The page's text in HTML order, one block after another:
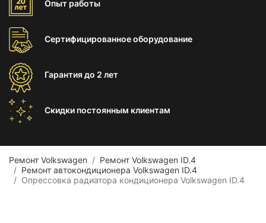
Опыт работы
Сертифицированноеоборудование
Гарантиядо 2 лет
Скидки постоянным клиентам
Ремонт Volkswagen
Ремонт Volkswagen ID.4
Ремонт автокондиционера Volkswagen ID.4
Опрессовка радиатора кондиционера Volkswagen ID.4